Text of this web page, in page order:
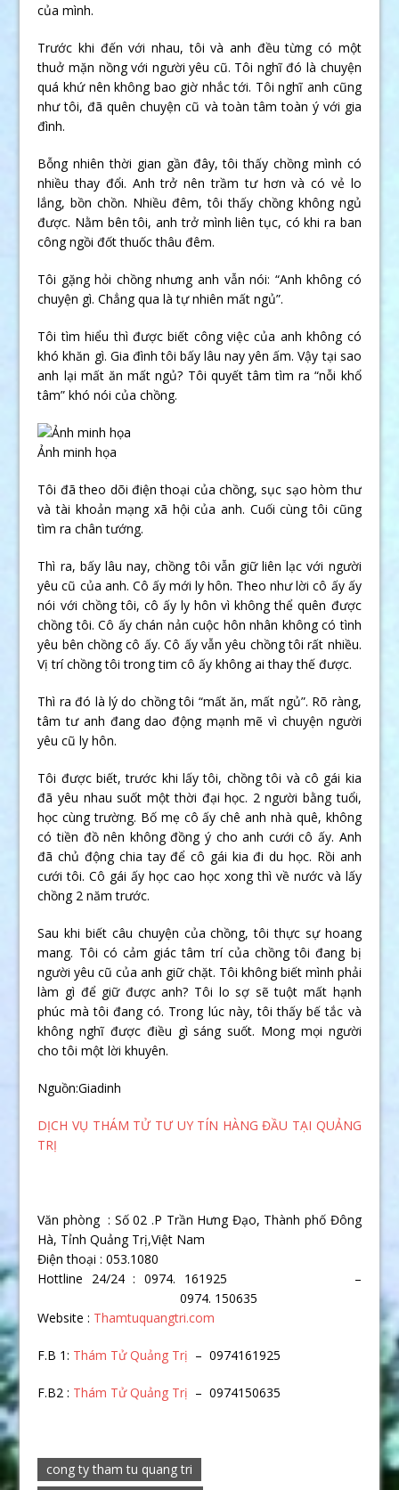
của mình.
Trước khi đến với nhau, tôi và anh đều từng có một
thuở mặn nồng với người yêu cũ. Tôi nghĩ đó là chuyện
quá khứ nên không bao giờ nhắc tới. Tôi nghĩ anh cũng
như tôi, đã quên chuyện cũ và toàn tâm toàn ý với gia
đình.
Bỗng nhiên thời gian gần đây, tôi thấy chồng mình có
nhiều thay đổi. Anh trở nên trầm tư hơn và có vẻ lo
lắng, bồn chồn. Nhiều đêm, tôi thấy chồng không ngủ
được. Nằm bên tôi, anh trở mình liên tục, có khi ra ban
công ngồi đốt thuốc thâu đêm.
Tôi gặng hỏi chồng nhưng anh vẫn nói: “Anh không có
chuyện gì. Chẳng qua là tự nhiên mất ngủ”.
Tôi tìm hiểu thì được biết công việc của anh không có
khó khăn gì. Gia đình tôi bấy lâu nay yên ấm. Vậy tại sao
anh lại mất ăn mất ngủ? Tôi quyết tâm tìm ra “nỗi khổ
tâm” khó nói của chồng.
Ảnh minh họa
Tôi đã theo dõi điện thoại của chồng, sục sạo hòm thư
và tài khoản mạng xã hội của anh. Cuối cùng tôi cũng
tìm ra chân tướng.
Thì ra, bấy lâu nay, chồng tôi vẫn giữ liên lạc với người
yêu cũ của anh. Cô ấy mới ly hôn. Theo như lời cô ấy ấy
nói với chồng tôi, cô ấy ly hôn vì không thể quên được
chồng tôi. Cô ấy chán nản cuộc hôn nhân không có tình
yêu bên chồng cô ấy. Cô ấy vẫn yêu chồng tôi rất nhiều.
Vị trí chồng tôi trong tim cô ấy không ai thay thế được.
Thì ra đó là lý do chồng tôi “mất ăn, mất ngủ”. Rõ ràng,
tâm tư anh đang dao động mạnh mẽ vì chuyện người
yêu cũ ly hôn.
Tôi được biết, trước khi lấy tôi, chồng tôi và cô gái kia
đã yêu nhau suốt một thời đại học. 2 người bằng tuổi,
học cùng trường. Bố mẹ cô ấy chê anh nhà quê, không
có tiền đồ nên không đồng ý cho anh cưới cô ấy. Anh
đã chủ động chia tay để cô gái kia đi du học. Rồi anh
cưới tôi. Cô gái ấy học cao học xong thì về nước và lấy
chồng 2 năm trước.
Sau khi biết câu chuyện của chồng, tôi thực sự hoang
mang. Tôi có cảm giác tâm trí của chồng tôi đang bị
người yêu cũ của anh giữ chặt. Tôi không biết mình phải
làm gì để giữ được anh? Tôi lo sợ sẽ tuột mất hạnh
phúc mà tôi đang có. Trong lúc này, tôi thấy bế tắc và
không nghĩ được điều gì sáng suốt. Mong mọi người
cho tôi một lời khuyên.
Nguồn:Giadinh
DỊCH VỤ THÁM TỬ TƯ UY TÍN HÀNG ĐẦU TẠI QUẢNG
TRỊ
Văn phòng : Số 02 .P Trần Hưng Đạo, Thành phố Đông
Hà, Tỉnh Quảng Trị,Việt Nam
Điện thoại : 053.1080
Hottline 24/24 : 0974. 161925 –
0974. 150635
Website : Thamtuquangtri.com
F.B 1: Thám Tử Quảng Trị – 0974161925
F.B2 : Thám Tử Quảng Trị – 0974150635
cong ty tham tu quang tri